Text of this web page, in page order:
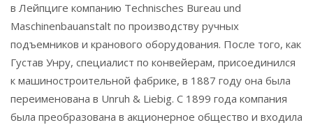
в Лейпциге компанию Technisches Bureau und
Maschinenbauanstalt по производству ручных
подъемников и кранового оборудования. После того, как
Густав Унру, специалист по конвейерам, присоединился
к машиностроительной фабрике, в 1887 году она была
переименована в Unruh & Liebig. С 1899 года компания
была преобразована в акционерное общество и входила